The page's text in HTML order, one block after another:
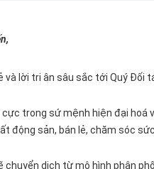
và lời tri ân sâu sắc tới Quý
trong sứ mệnh hiện đại hoá
động sản, bán lẻ, chăm sóc
chuyển dịch từ mô hình phân